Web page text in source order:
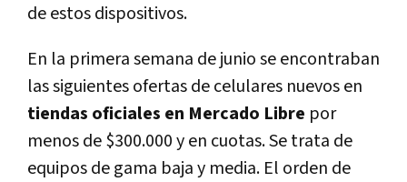
de estos dispositivos.
En la primera semana de junio se encontraban
las siguientes ofertas de celulares nuevos en
tiendas oficiales en Mercado Libre por
menos de $300.000 y en cuotas. Se trata de
equipos de gama baja y media. El orden de